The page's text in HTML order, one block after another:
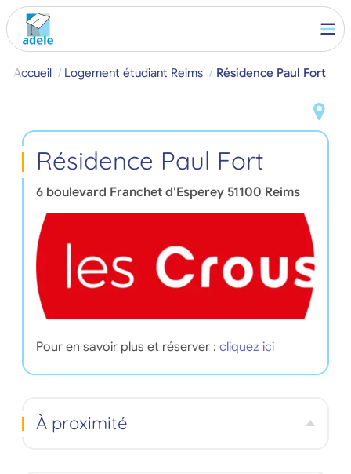
Accueil Logement étudiant Reims Résidence Paul Fort
Résidence Paul Fort
6 boulevard Franchet d’Esperey 51100 Reims
Pour en savoir plus et réserver : cliquez ici
À proximité